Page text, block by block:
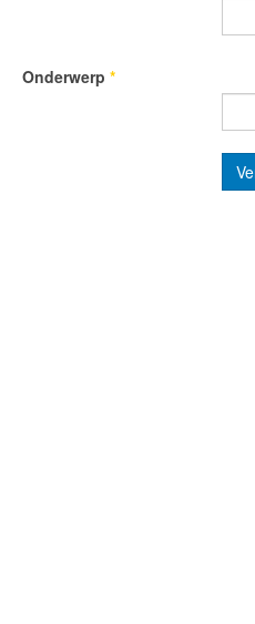
Onderwerp *